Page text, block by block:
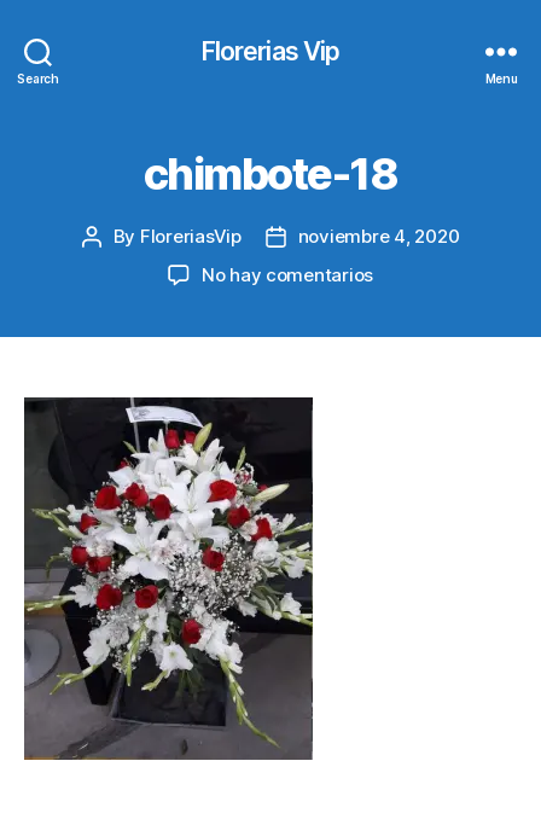
Search
Florerias Vip
Menu
chimbote-18
Post
By FloreriasVip
Postnoviembre 4, 2020
No hay comentariosen